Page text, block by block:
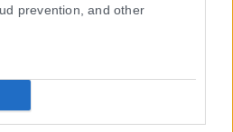
prevention, and other